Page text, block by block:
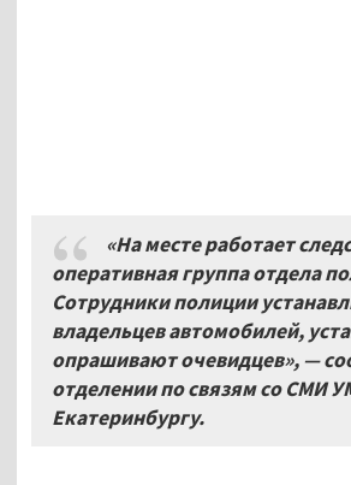
«На месте работает
оперативная группа отдела
Сотрудники полиции
владельцев автомобилей,
опрашивают очевидцев», —
отделении по связям со СМИ
Екатеринбургу.